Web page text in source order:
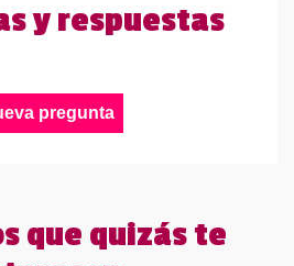
y respuestas
pregunta
que quizás te